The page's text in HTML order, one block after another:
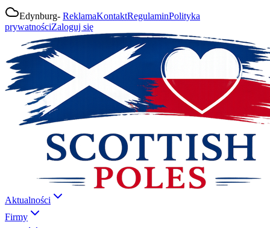
Edynburg- ReklamaKontaktRegulaminPolityka
prywatnościZaloguj się
Aktualności
Firmy